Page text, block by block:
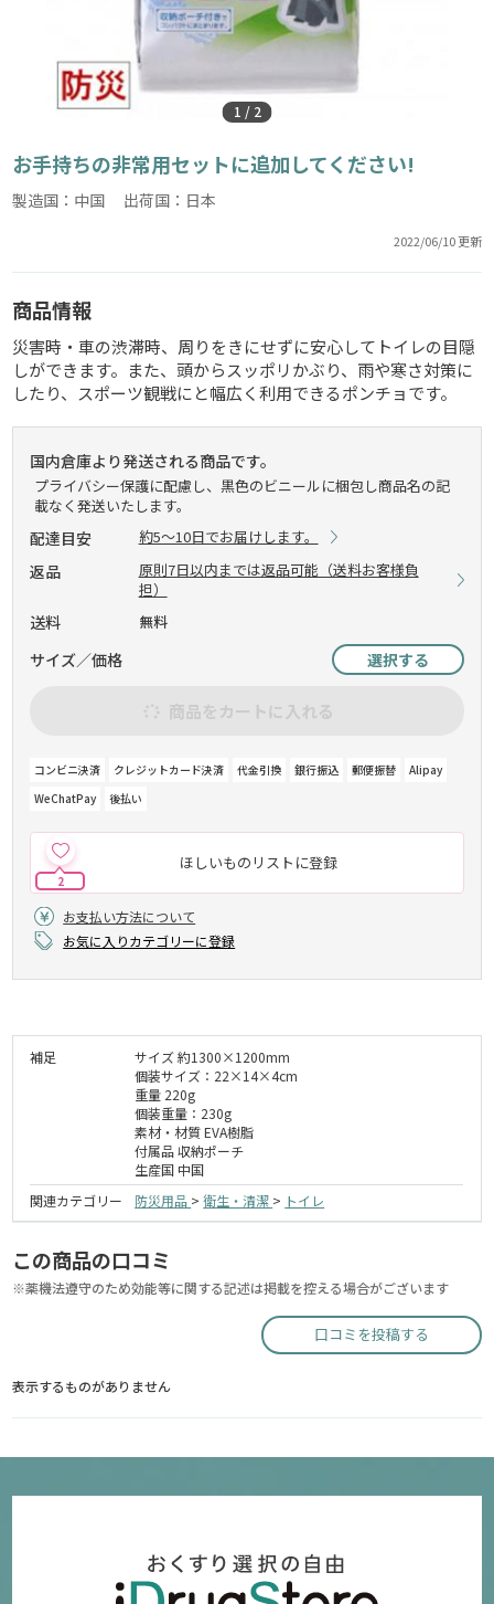
1 / 2
お手持ちの非常用セットに追加してください!
製造国：中国 出荷国：日本
2022/06/10 更新
商品情報
災害時・車の渋滞時、周りをきにせずに安心してトイレの目隠
しができます。また、頭からスッポリかぶり、雨や寒さ対策に
したり、スポーツ観戦にと幅広く利用できるポンチョです。
国内倉庫より発送される商品です。
プライバシー保護に配慮し、黒色のビニールに梱包し商品名の記
載なく発送いたします。
配達目安 約5～10日でお届けします。
返品
原則7日以内までは返品可能（送料お客様負
担）
送料 無料
サイズ／価格 選択する
商品をカートに入れる
コンビニ決済 クレジットカード決済 代金引換 銀行振込 郵便振替
Alipay
WeChatPay
後払い
ほしいものリストに登録
2
お支払い方法について
お気に入りカテゴリーに登録
補足
サイズ 約1300×1200mm
個装サイズ：22×14×4cm
重量 220g
個装重量：230g
素材・材質 EVA樹脂
付属品 収納ポーチ
生産国 中国
関連カテゴリー
防災用品 >衛生・清潔 > トイレ
この商品の口コミ
※薬機法遵守のため効能等に関する記述は掲載を控える場合がございます
口コミを投稿する
表示するものがありません